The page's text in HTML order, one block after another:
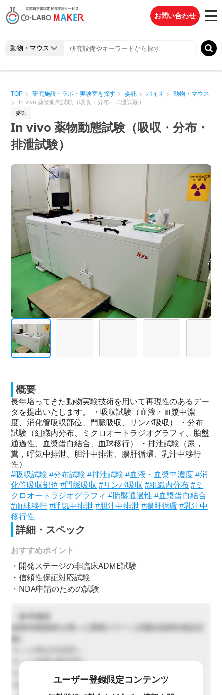
お問い合わせ
TOP 研究施設・ラボ・実験室を探す 委託 バイオ
動物・マウス
In vivo 薬物動態試験（吸収・分布・排泄試験）
委託
In vivo 薬物動態試験（吸収・分布・
排泄試験）
概要
長年培ってきた動物実験技術を用いて再現性のあるデー
タを提出いたします。 ・吸収試験（血液・血漿中濃
度、消化管吸収部位、門脈吸収、リンパ吸収） ・分布
試験（組織内分布、ミクロオートラジオグラフィ、胎盤
通過性、血漿蛋白結合、血球移行） ・排泄試験（尿，
糞，呼気中排泄、胆汁中排泄、腸肝循環、乳汁中移行
性）
#吸収試験 #分布試験 #排泄試験 #血液・血漿中濃度 #消
化管吸収部位 #門脈吸収 #リンパ吸収 #組織内分布 #ミ
クロオートラジオグラフィ #胎盤通過性 #血漿蛋白結合
#血球移行 #呼気中排泄 #胆汁中排泄 #腸肝循環 #乳汁中
移行性
詳細・スペック
おすすめポイント
・開発ステージの非臨床ADME試験
・信頼性保証対応試験
・NDA申請のための試験
・参考価格
放射性標識体を用いた開発ステージ試験(信頼性保証試
ラット排泄:286万円～
ラット組織分布:700万円～
その他の試験(マウス、イヌ、サル)については要相談
ユーザー登録限定コンテンツ